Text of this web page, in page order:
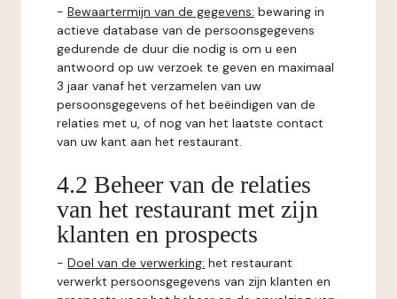
- Bewaartermijn van de gegevens: bewaring in
actieve database van de persoonsgegevens
gedurende de duur die nodig is om u een
antwoord op uw verzoek te geven en maximaal
3 jaar vanaf het verzamelen van uw
persoonsgegevens of het beëindigen van de
relaties met u, of nog van het laatste contact
van uw kant aan het restaurant.
4.2 Beheer van de relaties
van het restaurant met zijn
klanten en prospects
- Doel van de verwerking: het restaurant
verwerkt persoonsgegevens van zijn klanten en